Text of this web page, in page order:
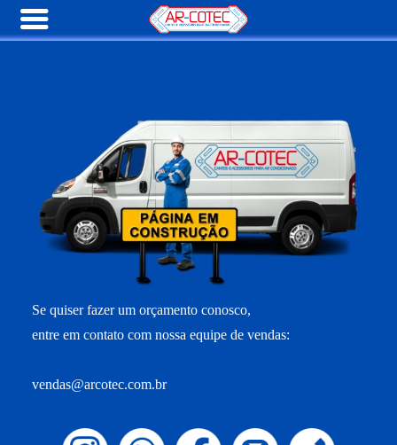
Se quiser fazer um orçamento conosco,
entre em contato com nossa equipe de vendas:
vendas@arcotec.com.br